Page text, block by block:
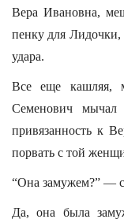
Вера Ивановна,
пенку для
удара.
Все еще кашляя,
Семенович
привязанность к
порвать с той
“Она замужем?” —
Да, она была